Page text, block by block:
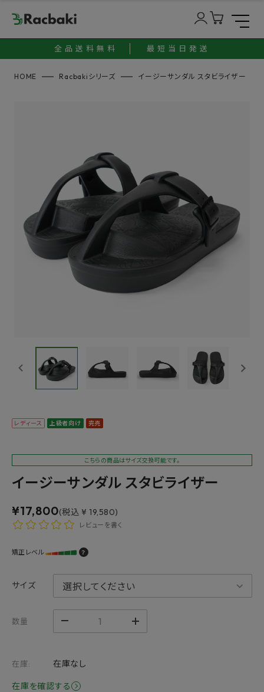
全品送料無料 最短当日発送
HOME Racbakiシリーズ イージーサンダル スタビライザー
レディース 上級者向け 完売
こちらの商品はサイズ交換可能です。
イージーサンダル スタビライザー
¥17,800(税込 ¥ 19,580)
レビューを書く
矯正レベル ？
サイズ
数量
在庫: 在庫なし
在庫を確認する